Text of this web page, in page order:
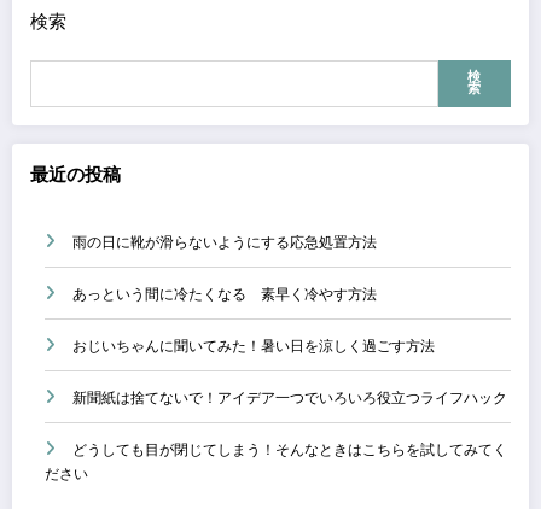
検索
検
索
最近の投稿
雨の日に靴が滑らないようにする応急処置方法
あっという間に冷たくなる 素早く冷やす方法
おじいちゃんに聞いてみた！暑い日を涼しく過ごす方法
新聞紙は捨てないで！アイデア一つでいろいろ役立つライフハック
どうしても目が閉じてしまう！そんなときはこちらを試してみてく
ださい